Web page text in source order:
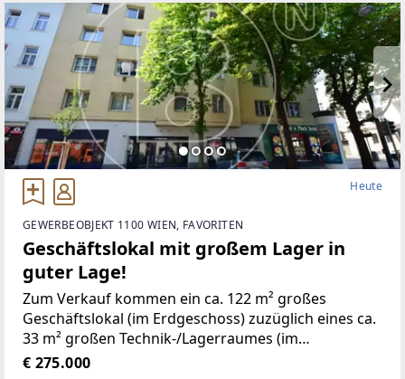
Heute
GEWERBEOBJEKT 1100 WIEN, FAVORITEN
Geschäftslokal mit großem Lager in
guter Lage!
Zum Verkauf kommen ein ca. 122 m² großes
Geschäftslokal (im Erdgeschoss) zuzüglich eines ca.
33 m² großen Technik-/Lagerraumes (im
Kellergeschoss) in mittlerer Frequenzlage
€ 275.000